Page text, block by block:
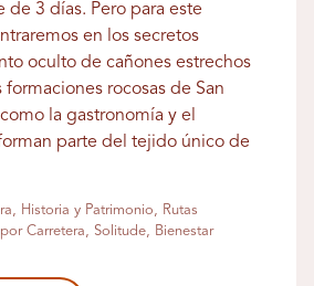
de 3 días. Pero para este
en los secretos
oculto de cañones estrechos
formaciones rocosas de San
la gastronomía y el
parte del tejido único de
Historia y Patrimonio, Rutas
Carretera, Solitude, Bienestar